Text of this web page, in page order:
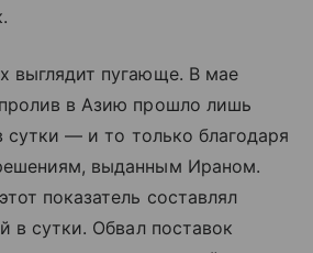
выглядит пугающе. В мае
в Азию прошло лишь
сутки — и то только благодаря
выданным Ираном.
показатель составлял
в сутки. Обвал поставок